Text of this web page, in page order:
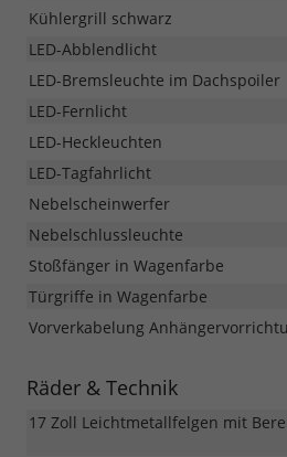
Kühlergrill schwarz
LED-Abblendlicht
LED-Bremsleuchte im Dachspoiler
LED-Fernlicht
LED-Heckleuchten
LED-Tagfahrlicht
Nebelscheinwerfer
Nebelschlussleuchte
Stoßfänger in Wagenfarbe
Türgriffe in Wagenfarbe
Vorverkabelung
Räder & Technik
17 Zoll Leichtmetallfelgen mit